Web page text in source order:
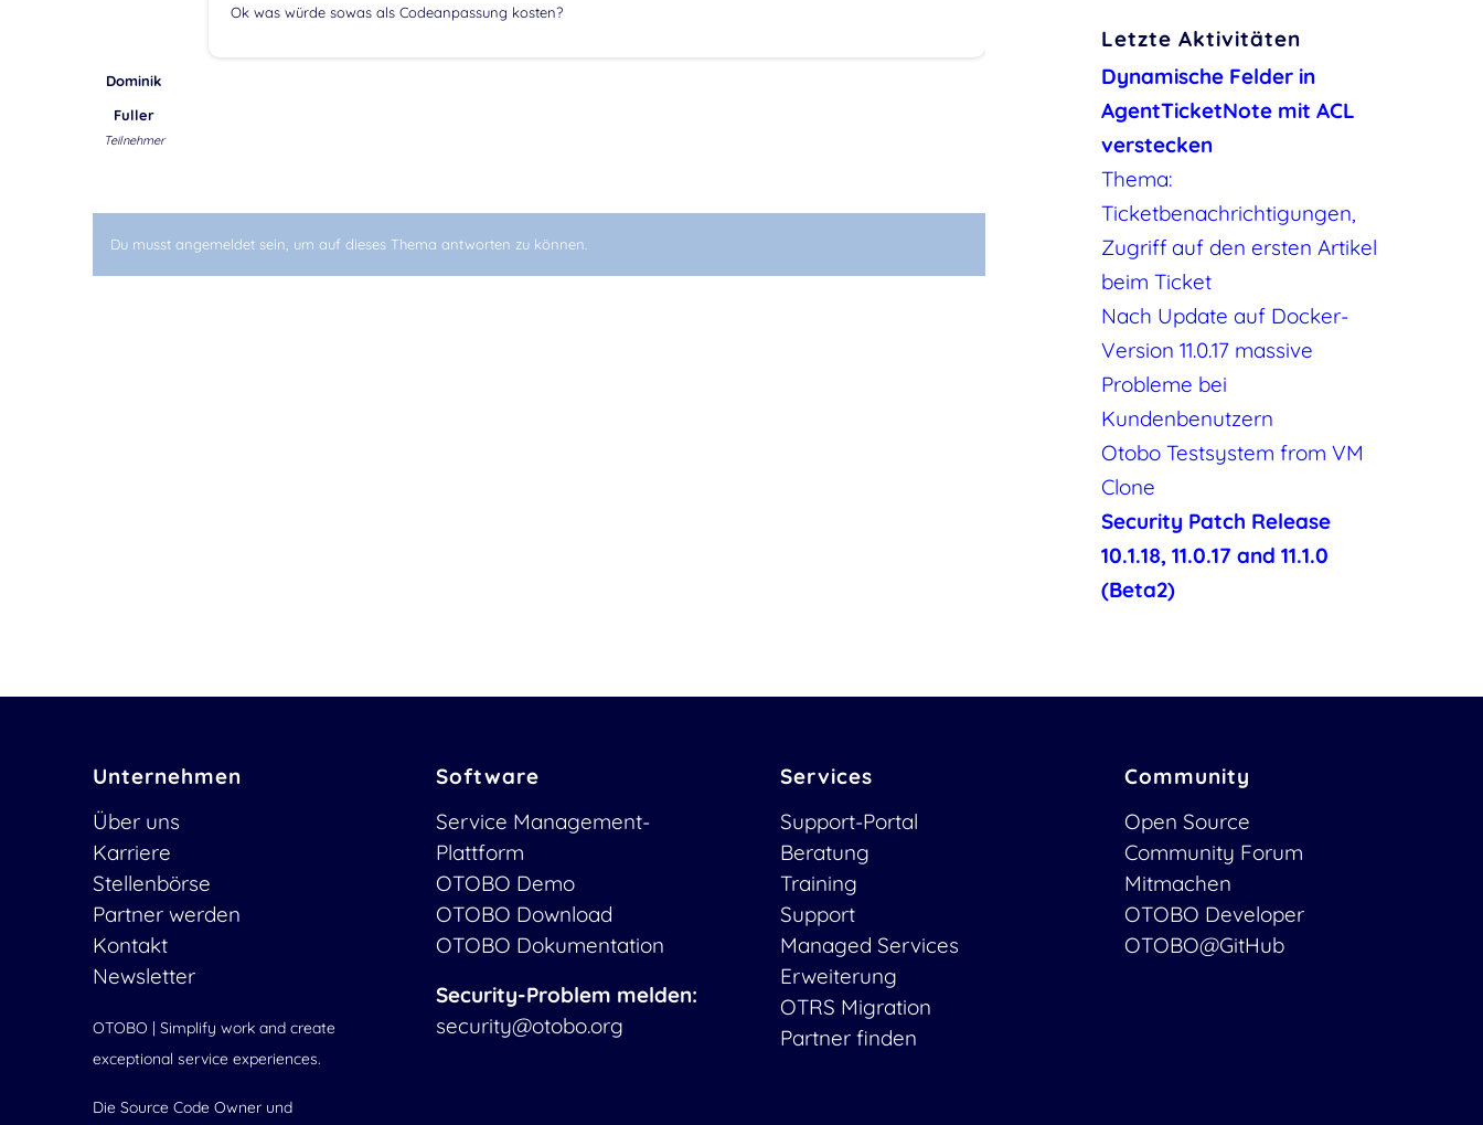
Dominik
Fuller
Teilnehmer
Ok was würde sowas als Codeanpassung kosten?
Du musst angemeldet sein, um auf dieses Thema antworten zu können.
Letzte Aktivitäten
Dynamische Felder in
AgentTicketNote mit ACL
verstecken
Thema:
Ticketbenachrichtigungen,
Zugriff auf den ersten Artikel
beim Ticket
Nach Update auf Docker-
Version 11.0.17 massive
Probleme bei
Kundenbenutzern
Otobo Testsystem from VM
Clone
Security Patch Release
10.1.18, 11.0.17 and 11.1.0
(Beta2)
Unternehmen
Über uns
Karriere
Stellenbörse
Partner werden
Kontakt
Newsletter
OTOBO | Simplify work and create
exceptional service experiences.
Die Source Code Owner und
Software
Service Management-
Plattform
OTOBO Demo
OTOBO Download
OTOBO Dokumentation
Security-Problem melden:
security@otobo.org
Services
Support-Portal
Beratung
Training
Support
Managed Services
Erweiterung
OTRS Migration
Partner finden
Community
Open Source
Community Forum
Mitmachen
OTOBO Developer
OTOBO@GitHub